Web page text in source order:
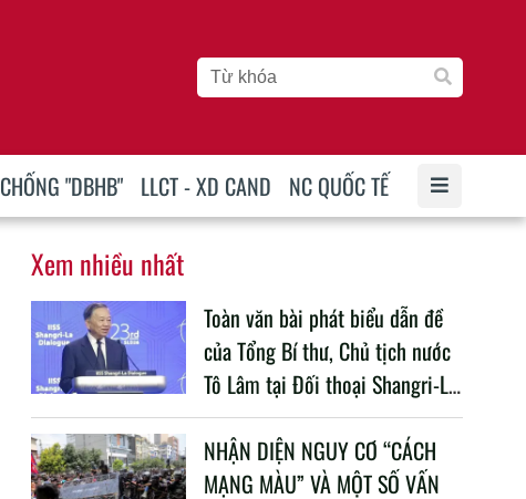
CHỐNG "DBHB" LLCT - XD CAND NC QUỐC TẾ
Xem nhiều nhất
Toàn văn bài phát biểu dẫn đề
của Tổng Bí thư, Chủ tịch nước
Tô Lâm tại Đối thoại Shangri-La
lần thứ 23
NHẬN DIỆN NGUY CƠ “CÁCH
MẠNG MÀU” VÀ MỘT SỐ VẤN